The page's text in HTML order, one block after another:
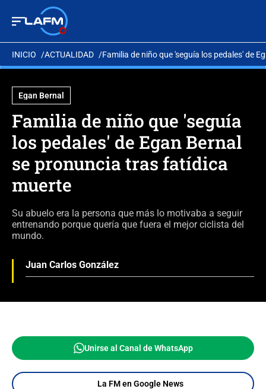
INICIO ACTUALIDAD Familia de niño que 'seguía los pedales' de
Egan Bernal
Familia de niño que 'seguía
los pedales' de Egan Bernal
se pronuncia tras fatídica
muerte
Su abuelo era la persona que más lo motivaba a seguir
entrenando porque quería que fuera el mejor ciclista del
mundo.
Juan Carlos González
Unirse al Canal de WhatsApp
La FM en Google News